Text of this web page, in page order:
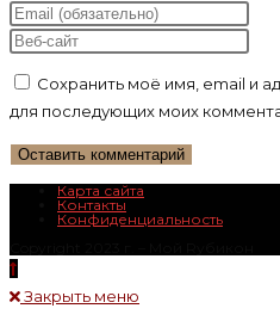
свое
имя
имя
пользователя,
чтобы
Введите
свой
адрес,
чтобы
прокомментировать
Введите
вашего
веб-
сайта
Сохранить моё имя, email и
для последующих моих
Карта сайта
Контакты
Конфиденциальность
Закрыть меню